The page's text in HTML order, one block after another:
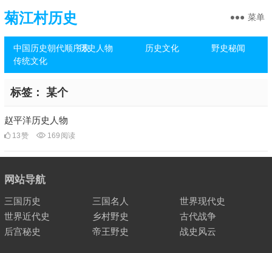
菊江村历史
中国历史朝代顺序表历史人物 历史文化
野史秘闻
传统文化
菜单
标签： 某个
赵平洋历史人物
13赞 169 阅读
网站导航
三国历史 三国名人
世界现代史
世界近代史
乡村野史
古代战争
后宫秘史
帝王野史 战史风云